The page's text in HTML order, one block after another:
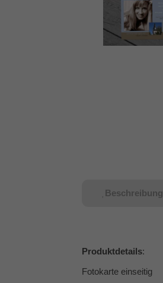
Beschreibung
Produktdetails:
Fotokarte einseitig